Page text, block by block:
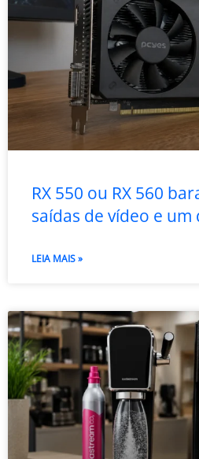
RX 550 ou RX 560
saídas de vídeo e
LEIA MAIS »